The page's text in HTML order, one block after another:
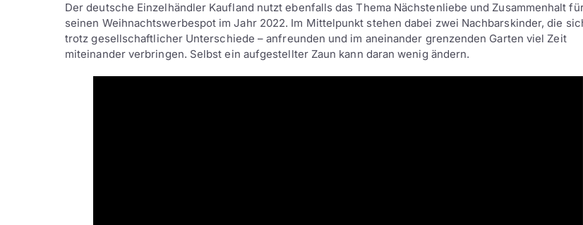
Der deutsche Einzelhändler Kaufland nutzt ebenfalls das Thema Nächstenliebe und Zusammenhalt
seinen Weihnachtswerbespot im Jahr 2022. Im Mittelpunkt stehen dabei zwei Nachbarskinder, die
trotz gesellschaftlicher Unterschiede – anfreunden und im aneinander grenzenden Garten viel Zeit
miteinander verbringen. Selbst ein aufgestellter Zaun kann daran wenig ändern.